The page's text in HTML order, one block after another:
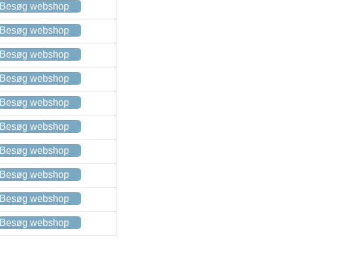
Besøg webshop
Besøg webshop
Besøg webshop
Besøg webshop
Besøg webshop
Besøg webshop
Besøg webshop
Besøg webshop
Besøg webshop
Besøg webshop